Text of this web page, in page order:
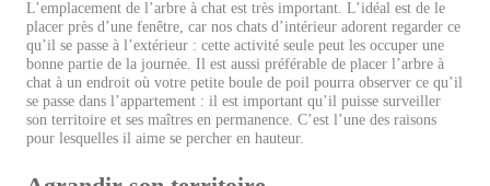
L’emplacement de l’arbre à chat est très important. L’idéal est de le
placer près d’une fenêtre, car nos chats d’intérieur adorent regarder ce
qu’il se passe à l’extérieur : cette activité seule peut les occuper une
bonne partie de la journée. Il est aussi préférable de placer l’arbre à
chat à un endroit où votre petite boule de poil pourra observer ce qu’il
se passe dans l’appartement : il est important qu’il puisse surveiller
son territoire et ses maîtres en permanence. C’est l’une des raisons
pour lesquelles il aime se percher en hauteur.